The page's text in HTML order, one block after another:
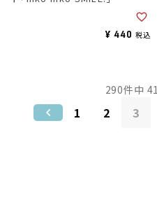
¥ 440 税込
290件中 41
1 2 3